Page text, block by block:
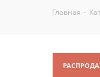
Главная -